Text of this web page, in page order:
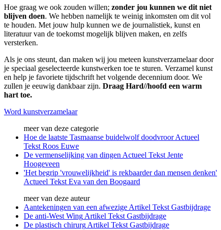
Hoe graag we ook zouden willen; zonder jou kunnen we dit niet
blijven doen. We hebben namelijk te weinig inkomsten om dit vol
te houden. Met jouw hulp kunnen we de journalistiek, kunst en
literatuur van de toekomst mogelijk blijven maken, en zelfs
versterken.
Als je ons steunt, dan maken wij jou meteen kunstverzamelaar door
je speciaal geselecteerde kunstwerken toe te sturen. Verzamel kunst
en help je favoriete tijdschrift het volgende decennium door. We
zullen je eeuwig dankbaar zijn. Draag Hard//hoofd een warm
hart toe.
Word kunstverzamelaar
meer van deze categorie
Hoe de laatste Tasmaanse buidelwolf doodvroor Actueel
Tekst Roos Euwe
De vermenselijking van dingen Actueel Tekst Jente
Hoogeveen
'Het begrip 'vrouwelijkheid' is rekbaarder dan mensen denken'
Actueel Tekst Eva van den Boogaard
meer van deze auteur
Aantekeningen van een afwezige Artikel Tekst Gastbijdrage
De anti-West Wing Artikel Tekst Gastbijdrage
De plastisch chirurg Artikel Tekst Gastbijdrage